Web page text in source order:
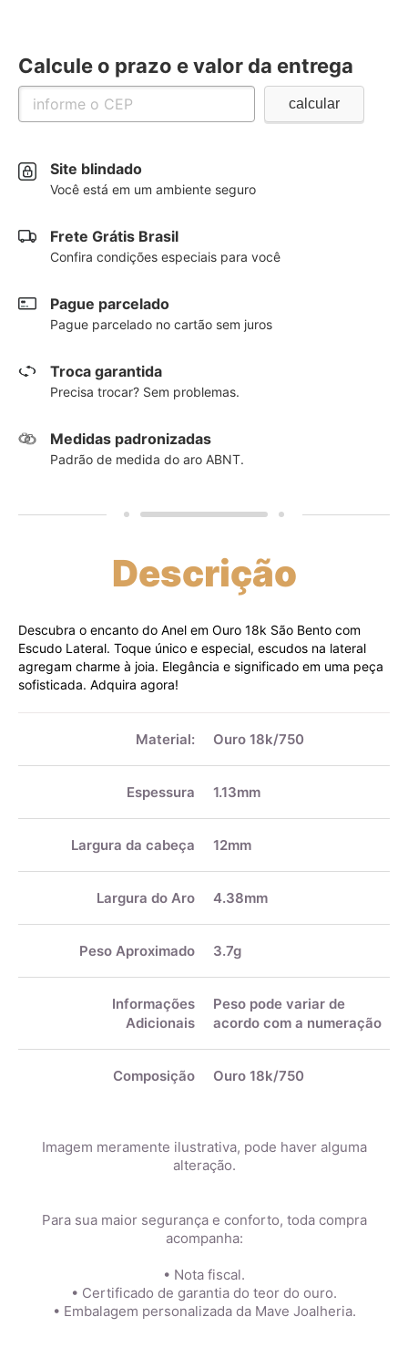
Calcule o prazo e valor da entrega
Site blindado
Você está em um ambiente seguro
Frete Grátis Brasil
Confira condições especiais para você
Pague parcelado
Pague parcelado no cartão sem juros
Troca garantida
Precisa trocar? Sem problemas.
Medidas padronizadas
Padrão de medida do aro ABNT.
Descrição
Descubra o encanto do Anel em Ouro 18k São Bento com
Escudo Lateral. Toque único e especial, escudos na lateral
agregam charme à joia. Elegância e significado em uma peça
sofisticada. Adquira agora!
Material: Ouro 18k/750
Espessura 1.13mm
Largura da cabeça 12mm
Largura do Aro 4.38mm
Peso Aproximado 3.7g
Informações
Adicionais
Peso pode variar de
acordo com a numeração
Composição Ouro 18k/750
Imagem meramente ilustrativa, pode haver alguma
alteração.
Para sua maior segurança e conforto, toda compra
acompanha:
• Nota fiscal.
• Certificado de garantia do teor do ouro.
• Embalagem personalizada da Mave Joalheria.